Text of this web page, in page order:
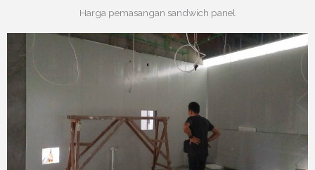
Harga pemasangan sandwich panel